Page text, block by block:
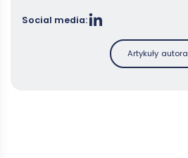
Social media:
Artykuły autora